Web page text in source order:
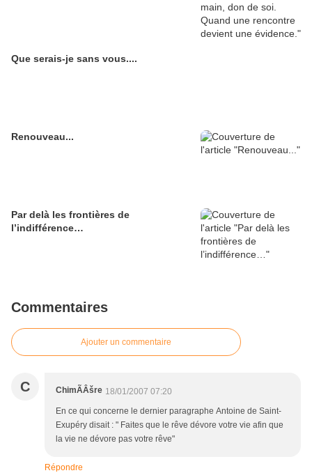
Que serais-je sans vous....
Renouveau...
Par delà les frontières de
l’indifférence…
Commentaires
Ajouter un commentaire
C ChimÃÂšre 18/01/2007 07:20
En ce qui concerne le dernier paragraphe Antoine de Saint-
Exupéry disait : " Faites que le rêve dévore votre vie afin que
la vie ne dévore pas votre rêve"
Répondre